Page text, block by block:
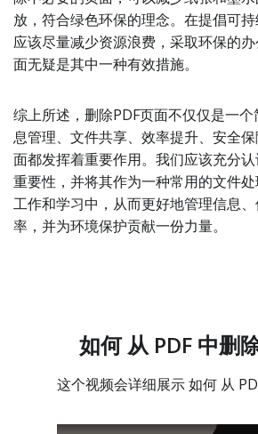
放，符合绿色环保的理念。在提倡可
应该尽量减少资源浪费，采取环保的
面无疑是其中一种有效措施。
综上所述，删除PDF页面不仅仅是一
息管理、文件共享、效率提升、安全
面都发挥着重要作用。我们应该充分
重要性，并将其作为一种常用的文件
工作和学习中，从而更好地管理信息
率，并为环境保护贡献一份力量。
如何 从 PDF 中删
这个视频会详细展示 如何 从